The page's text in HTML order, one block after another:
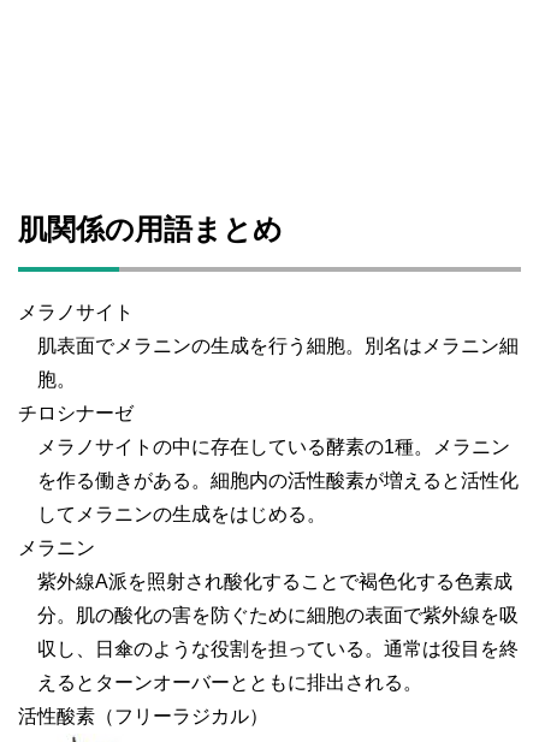
肌関係の用語まとめ
メラノサイト
肌表面でメラニンの生成を行う細胞。別名はメラニン細
胞。
チロシナーゼ
メラノサイトの中に存在している酵素の1種。メラニン
を作る働きがある。細胞内の活性酸素が増えると活性化
してメラニンの生成をはじめる。
メラニン
紫外線A派を照射され酸化することで褐色化する色素成
分。肌の酸化の害を防ぐために細胞の表面で紫外線を吸
収し、日傘のような役割を担っている。通常は役目を終
えるとターンオーバーとともに排出される。
活性酸素（フリーラジカル）